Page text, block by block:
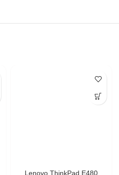
Lenovo ThinkPad E480